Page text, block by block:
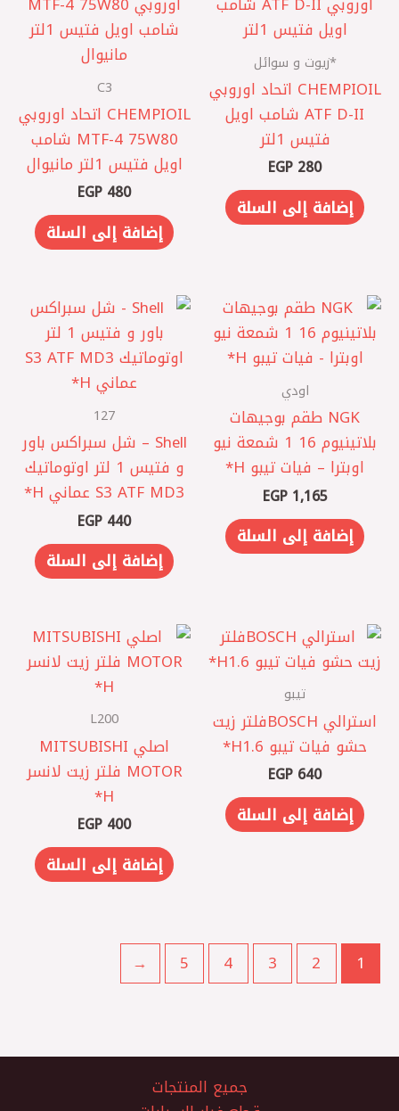
*زيوت و سوائل
CHEMPIOIL اتحاد اوروبي
ATF D-II شامب اويل
فتيس 1لتر
EGP 280
إضافة إلى السلة
C3
CHEMPIOIL اتحاد اوروبي
MTF-4 75W80 شامب
اويل فتيس 1لتر مانيوال
EGP 480
إضافة إلى السلة
اودي
NGK طقم بوجيهات
بلاتينيوم 16 1 شمعة نيو
اوبترا – فيات تيبو H*
EGP1,165
إضافة إلى السلة
127
Shell – شل سبراكس باور
و فتيس 1 لتر اوتوماتيك
S3 ATF MD3 عماني H*
EGP 440
إضافة إلى السلة
تيبو
استرالي BOSCH فلتر زيت
حشو فيات تيبو 1.6 ‏H*
EGP 640
إضافة إلى السلة
L200
اصلي MITSUBISHI
MOTOR فلتر زيت لانسر
H*
EGP 400
إضافة إلى السلة
1
2
3
4
5
←
جميع المنتجات